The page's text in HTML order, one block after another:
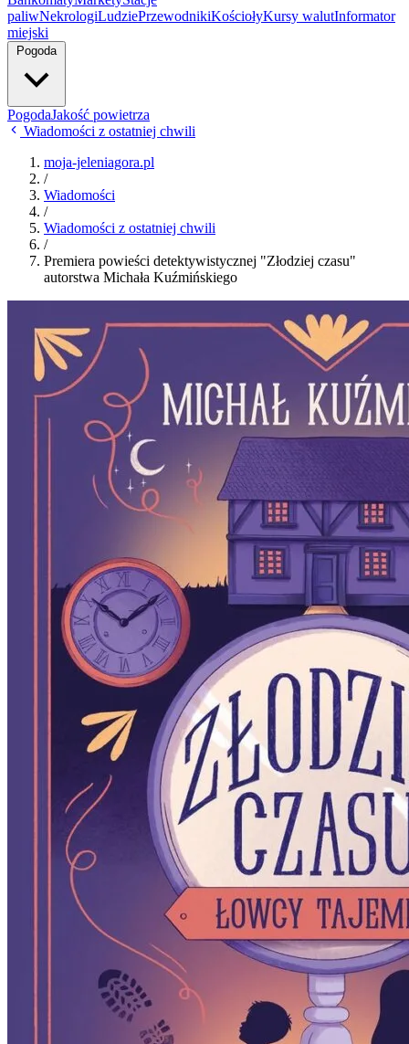
paliwNekrologiLudziePrzewodnikiKościołyKursy walutInformator
miejski
Pogoda
PogodaJakość powietrza
Wiadomości z ostatniej chwili
moja-jeleniagora.pl
/
Wiadomości
/
Wiadomości z ostatniej chwili
/
Premiera powieści detektywistycznej "Złodziej czasu"
autorstwa Michała Kuźmińskiego